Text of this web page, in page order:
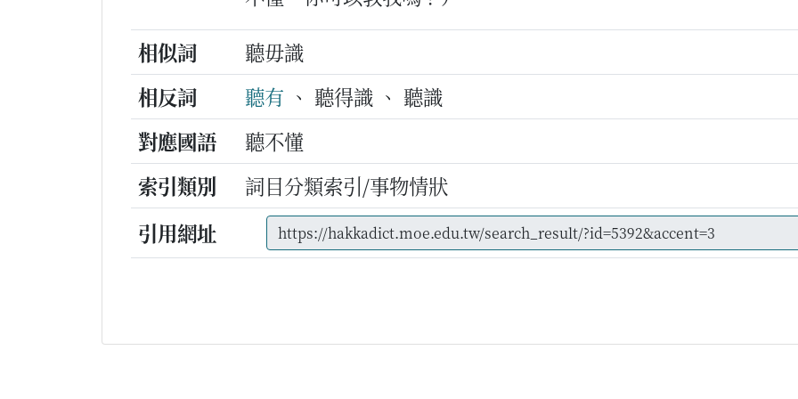
相似詞
聽毋識
相反詞
聽有 、 聽得識 、 聽識
對應國語
聽不懂
索引類別
詞目分類索引/事物情狀
引用網址